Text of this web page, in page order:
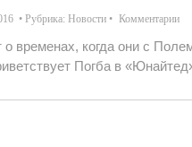
Рубрика: Новости Комментарии
временах, когда они с
Погба в